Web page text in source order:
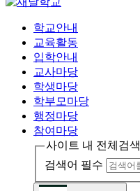
학교안내
교육활동
입학안내
교사마당
학생마당
학부모마당
행정마당
참여마당
사이트 내 전체검색
검색어 필수